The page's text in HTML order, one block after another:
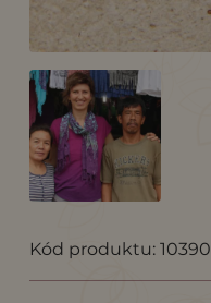
Kód produktu: 10390